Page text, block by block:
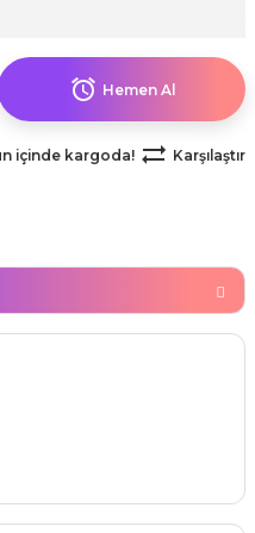
Hemen Al
içinde kargoda! Karşılaştır